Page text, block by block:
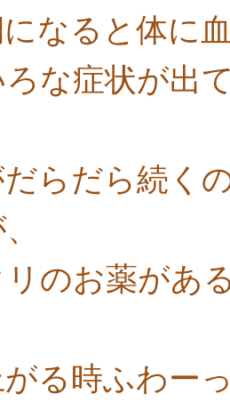
なると体に
な症状が出
らだら続く
リのお薬があ
る時ふわー